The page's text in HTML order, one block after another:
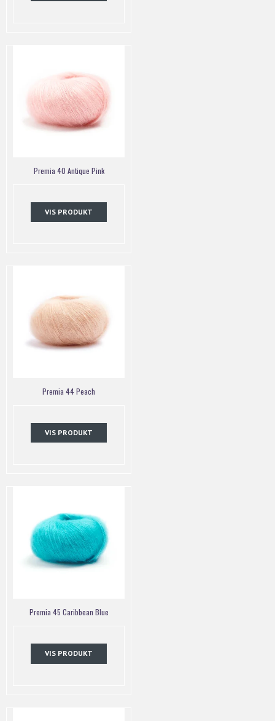
Premia 40 Antique Pink
VIS PRODUKT
Premia 44 Peach
VIS PRODUKT
Premia 45 Caribbean Blue
VIS PRODUKT